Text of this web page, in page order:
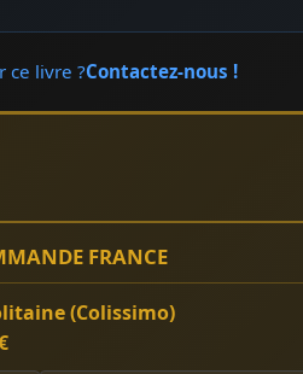
ce livre ?Contactez-nous !
FRANCE
(Colissimo)